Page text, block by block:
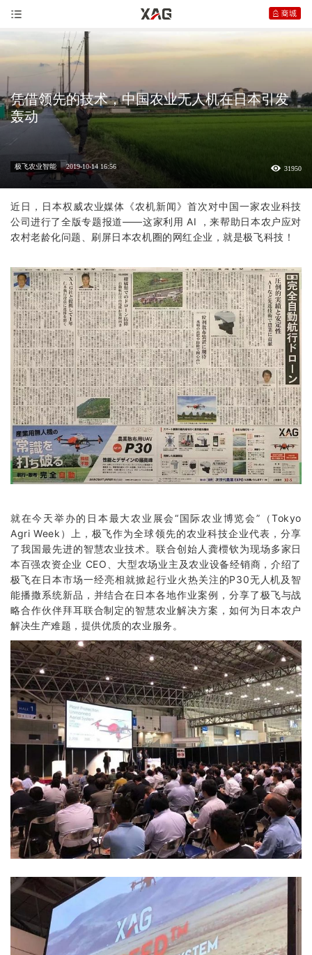
凭借领先的技术，中国农业无人机在日本引发
轰动
极飞农业智能 2019-10-14 16:56 31950
近日，日本权威农业媒体《农机新闻》首次对中国一家农业科技
公司进行了全版专题报道——这家利用 AI ，来帮助日本农户应对
农村老龄化问题、刷屏日本农机圈的网红企业，就是极飞科技！
就在今天举办的日本最大农业展会“国际农业博览会”（Tokyo
Agri Week）上，极飞作为全球领先的农业科技企业代表，分享
了我国最先进的智慧农业技术。联合创始人龚槚钦为现场多家日
本百强农资企业 CEO、大型农场业主及农业设备经销商，介绍了
极飞在日本市场一经亮相就掀起行业火热关注的P30无人机及智
能播撒系统新品，并结合在日本各地作业案例，分享了极飞与战
略合作伙伴拜耳联合制定的智慧农业解决方案，如何为日本农户
解决生产难题，提供优质的农业服务。